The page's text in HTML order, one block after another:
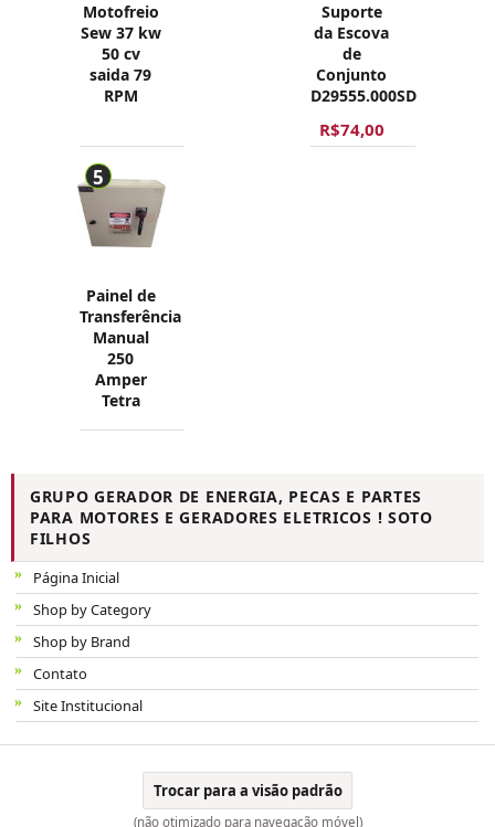
Motofreio
Sew 37 kw
50 cv
saida 79
RPM
Suporte
da Escova
de
Conjunto
D29555.000SD
R$74,00
5
Painel de
Transferência
Manual
250
Amper
Tetra
GRUPO GERADOR DE ENERGIA, PECAS E PARTES
PARA MOTORES E GERADORES ELETRICOS ! SOTO
FILHOS
Página Inicial
Shop by Category
Shop by Brand
Contato
Site Institucional
Trocar para a visão padrão
(não otimizado para navegação móvel)